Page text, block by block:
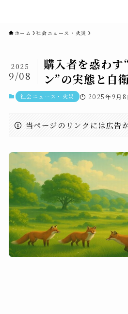
ホーム 社会ニュース・火災
購入者を惑わす
ン”の実態と自
2025
9/08
社会ニュース・火災 2025年9月8
当ページのリンクには広告